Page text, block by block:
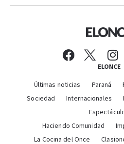
ELONCE
Últimas noticias Paraná
Sociedad
Internacionales
Haciendo Comunidad
La Cocina del Once